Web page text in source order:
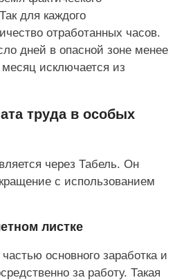
для каждого
отработанных часов.
дней в опасной зоне менее
исключается из
труда в особых
через Табель. Он
с использованием
листке
основного заработка и
за работу. Такая